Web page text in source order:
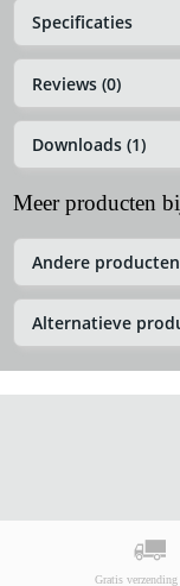
Specificaties
Reviews (0)
Downloads (1)
Meer producten
Andere
Alternatieve
Gratis verzending